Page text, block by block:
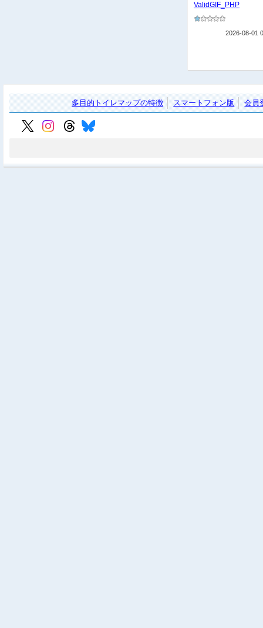
ValidGIF_PHP
2026-08-01
多目的トイレマップの特徴 スマートフォン版 会員